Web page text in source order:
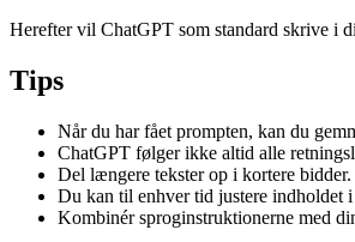
Herefter vil ChatGPT som standard skrive i
Tips
Når du har fået prompten, kan du
ChatGPT følger ikke altid alle
Del længere tekster op i kortere
Du kan til enhver tid justere indholdet
Kombinér sproginstruktionerne med